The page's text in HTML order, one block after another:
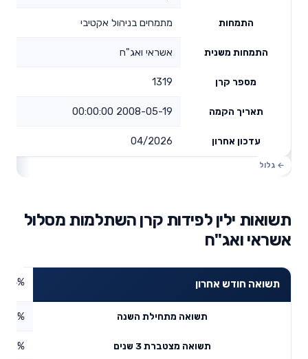
התמחות מתמחים בניהול אקטיבי
התמחות משנית אשראי ואג"ח
מספר קרן 1319
תאריך הקמה 2008-05-19 00:00:00
עדכון אחרון 04/2026
תשואות ילין לפידות קרן השתלמות מסלול
אשראי ואג"ח
תשואה חודש אחרון
תשואה מתחילת השנה
תשואה מצטברת 3 שנים